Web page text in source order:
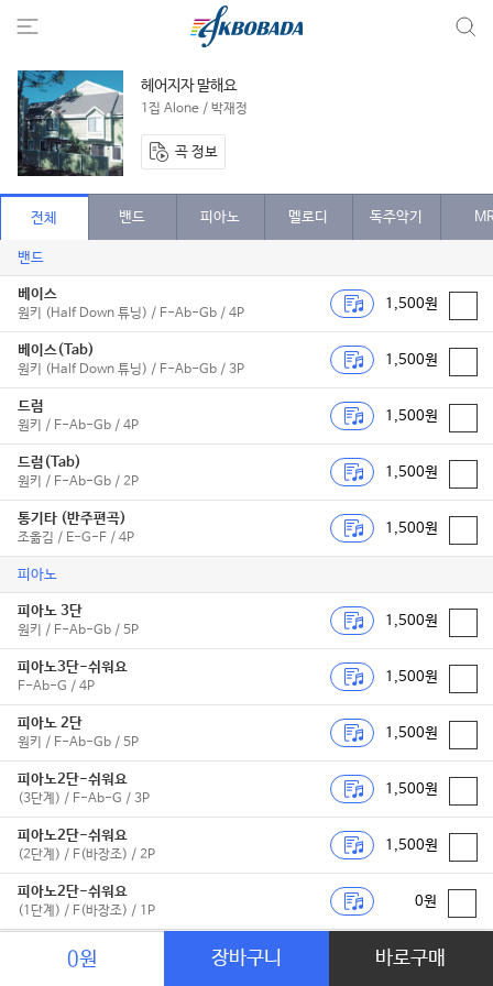
헤어지자 말해요
1집 Alone / 박재정
곡 정보
전체 밴드 피아노 멜로디 독주악기
밴드
베이스
원키 (Half Down 튜닝) / F-Ab-Gb / 4P
1,500원
베이스(Tab)
원키 (Half Down 튜닝) / F-Ab-Gb / 3P
1,500원
드럼
원키 / F-Ab-Gb / 4P
1,500원
드럼(Tab)
원키 / F-Ab-Gb / 2P
1,500원
통기타 (반주편곡)
조옮김 / E-G-F / 4P
1,500원
피아노
피아노 3단
원키 / F-Ab-Gb / 5P
1,500원
피아노3단-쉬워요
F-Ab-G / 4P
1,500원
피아노 2단
원키 / F-Ab-Gb / 5P
1,500원
피아노2단-쉬워요
(3단계) / F-Ab-G / 3P
1,500원
피아노2단-쉬워요
(2단계) / F(바장조) / 2P
1,500원
피아노2단-쉬워요
(1단계) / F(바장조) / 1P
0원
셀프피아노
원키 / F-Ab-Gb / 5P
1,500원
0원 장바구니 바로구매